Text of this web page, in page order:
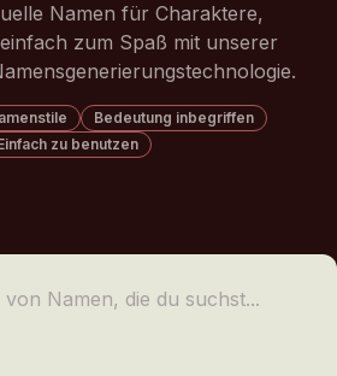
Namen für Charaktere,
zum Spaß mit unserer
Bedeutung inbegriffen
zu benutzen